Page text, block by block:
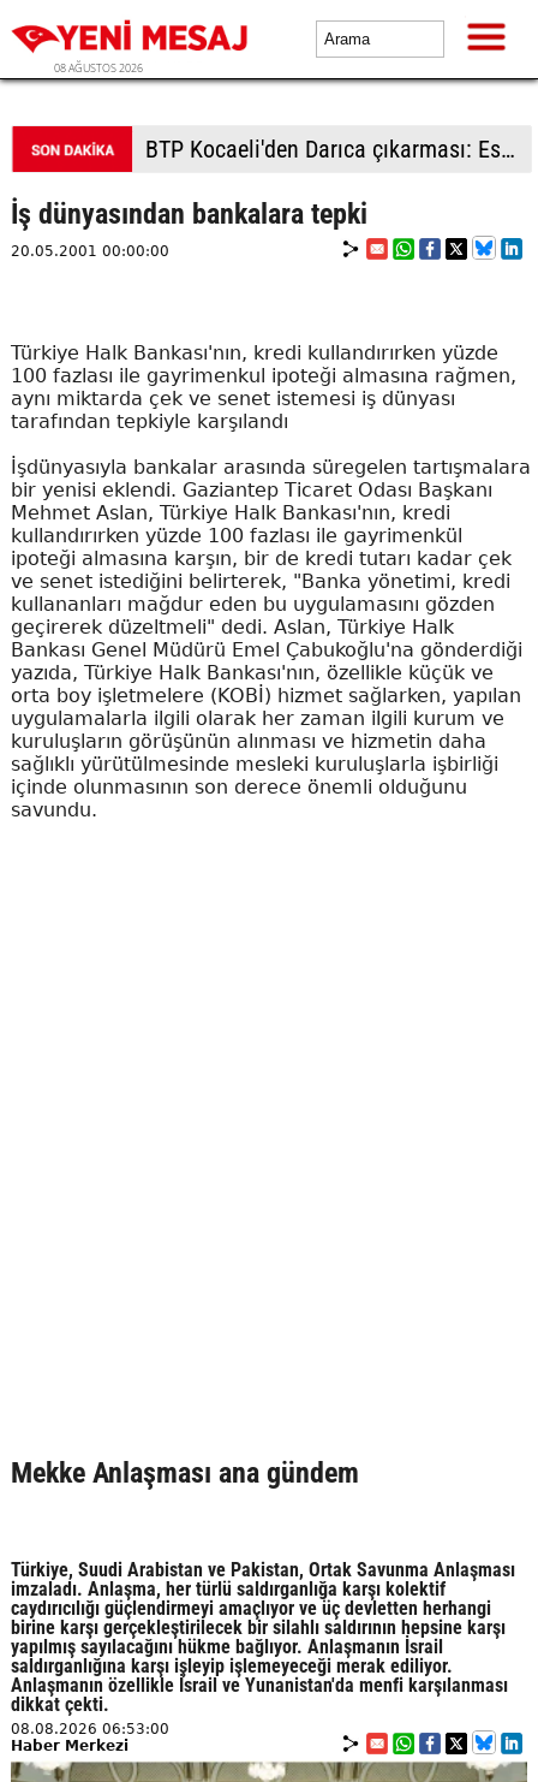
08 AĞUSTOS 2026
BTP Kocaeli'den Darıca çıkarması: Esnaf ve derneklerden yoğun ilgi
İş dünyasından bankalara tepki
20.05.2001 00:00:00
Türkiye Halk Bankası'nın, kredi kullandırırken yüzde
100 fazlası ile gayrimenkul ipoteği almasına rağmen,
aynı miktarda çek ve senet istemesi iş dünyası
tarafından tepkiyle karşılandı
İşdünyasıyla bankalar arasında süregelen tartışmalara
bir yenisi eklendi. Gaziantep Ticaret Odası Başkanı
Mehmet Aslan, Türkiye Halk Bankası'nın, kredi
kullandırırken yüzde 100 fazlası ile gayrimenkül
ipoteği almasına karşın, bir de kredi tutarı kadar çek
ve senet istediğini belirterek, "Banka yönetimi, kredi
kullananları mağdur eden bu uygulamasını gözden
geçirerek düzeltmeli" dedi. Aslan, Türkiye Halk
Bankası Genel Müdürü Emel Çabukoğlu'na gönderdiği
yazıda, Türkiye Halk Bankası'nın, özellikle küçük ve
orta boy işletmelere (KOBİ) hizmet sağlarken, yapılan
uygulamalarla ilgili olarak her zaman ilgili kurum ve
kuruluşların görüşünün alınması ve hizmetin daha
sağlıklı yürütülmesinde mesleki kuruluşlarla işbirliği
içinde olunmasının son derece önemli olduğunu
savundu.
Mekke Anlaşması ana gündem
Türkiye, Suudi Arabistan ve Pakistan, Ortak Savunma Anlaşması
imzaladı. Anlaşma, her türlü saldırganlığa karşı kolektif
caydırıcılığı güçlendirmeyi amaçlıyor ve üç devletten herhangi
birine karşı gerçekleştirilecek bir silahlı saldırının hepsine karşı
yapılmış sayılacağını hükme bağlıyor. Anlaşmanın İsrail
saldırganlığına karşı işleyip işlemeyeceği merak ediliyor.
Anlaşmanın özellikle İsrail ve Yunanistan'da menfi karşılanması
dikkat çekti.
08.08.2026 06:53:00
Haber Merkezi